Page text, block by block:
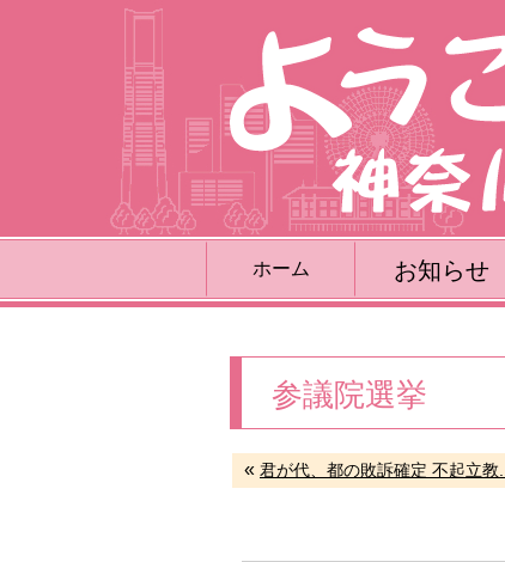
ホーム お知らせ
参議院選挙
« 君が代、都の敗訴確定 不起立教...